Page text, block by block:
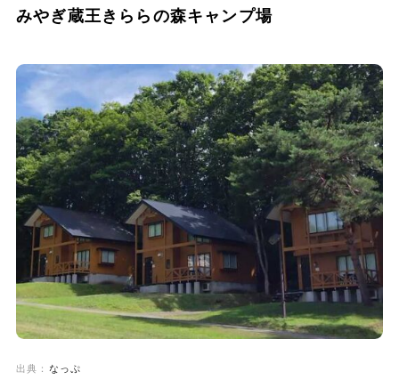
みやぎ蔵王きららの森キャンプ場
出典： なっぷ